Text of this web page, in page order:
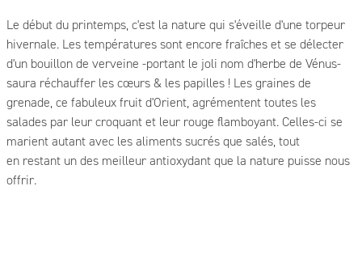
Le début du printemps, c'est la nature qui s'éveille d'une torpeur
hivernale. Les températures sont encore fraîches et se délecter
d'un bouillon de verveine -portant le joli nom d'herbe de Vénus-
saura réchauffer les cœurs & les papilles ! Les graines de
grenade, ce fabuleux fruit d'Orient, agrémentent toutes les
salades par leur croquant et leur rouge flamboyant. Celles-ci se
marient autant avec les aliments sucrés que salés, tout
en restant un des meilleur antioxydant que la nature puisse nous
offrir.